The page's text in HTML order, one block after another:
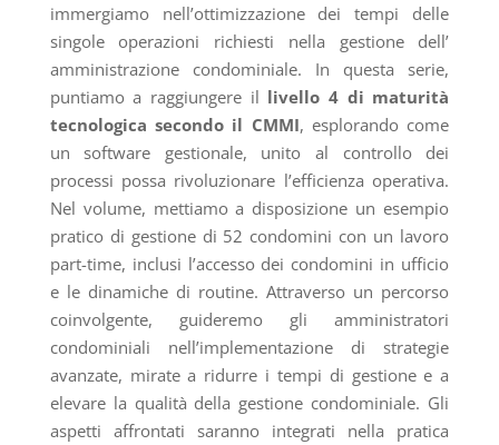
immergiamo nell’ottimizzazione dei tempi delle
singole operazioni richiesti nella gestione dell’
amministrazione condominiale. In questa serie,
puntiamo a raggiungere il livello 4 di maturità
tecnologica secondo il CMMI, esplorando come
un software gestionale, unito al controllo dei
processi possa rivoluzionare l’efficienza operativa.
Nel volume, mettiamo a disposizione un esempio
pratico di gestione di 52 condomini con un lavoro
part-time, inclusi l’accesso dei condomini in ufficio
e le dinamiche di routine. Attraverso un percorso
coinvolgente, guideremo gli amministratori
condominiali nell’implementazione di strategie
avanzate, mirate a ridurre i tempi di gestione e a
elevare la qualità della gestione condominiale. Gli
aspetti affrontati saranno integrati nella pratica